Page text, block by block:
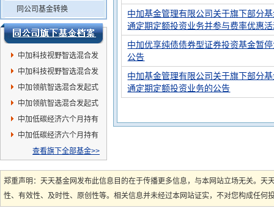
同公司基金转换
中加科技视野智选混合发
起式A
中加科技视野智选混合发
起式C
中加领航智选混合发起式
C
中加领航智选混合发起式
A
中加低碳经济六个月持有
混合C
中加低碳经济六个月持有
混合A查看旗下全部基金>>
中加基金管理有限公司关于旗下部分
通定期定额投资业务并参与费率优惠
中加优享纯债债券型证券投资基金暂
公告
中加基金管理有限公司关于旗下部分
通定期定额投资业务的公告
郑重声明：天天基金网发布此信息目的在于传播更多信息，与本网站立场无关。
性、有效性、及时性、原创性等。相关信息并未经过本网站证实，不对您构成任